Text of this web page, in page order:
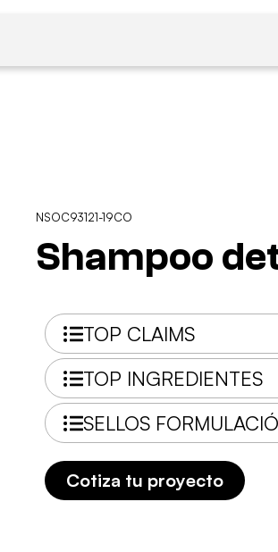
NSOC93121-19CO
Shampoo
TOP CLAIMS
TOP INGREDIENTES
SELLOS
Cotiza tu proyecto